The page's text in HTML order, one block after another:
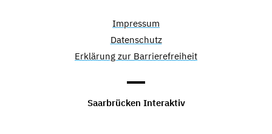
Impressum
Datenschutz
Erklärung zur Barrierefreiheit
Saarbrücken Interaktiv